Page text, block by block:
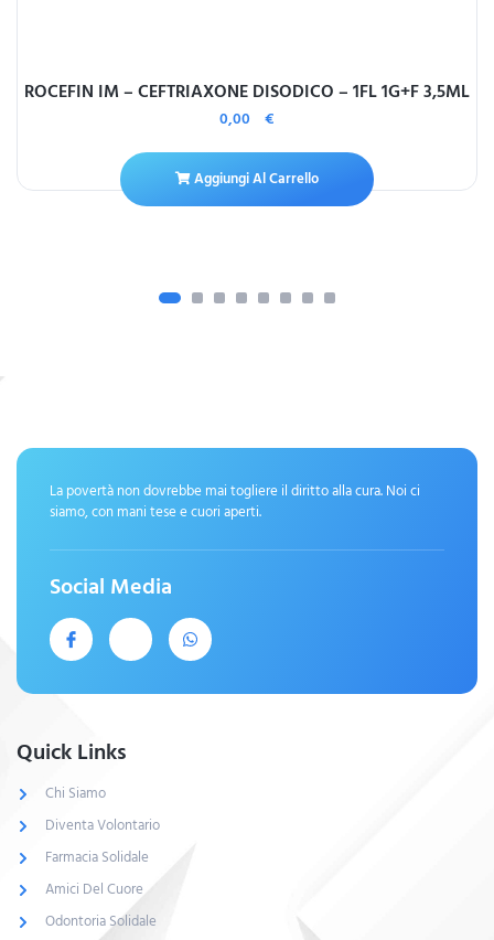
ROCEFIN IM – CEFTRIAXONE DISODICO – 1FL 1G+F 3,5ML
0,00 €
Aggiungi Al Carrello
La povertà non dovrebbe mai togliere il diritto alla cura. Noi ci
siamo, con mani tese e cuori aperti.
Social Media
Quick Links
Chi Siamo
Diventa Volontario
Farmacia Solidale
Amici Del Cuore
Odontoria Solidale